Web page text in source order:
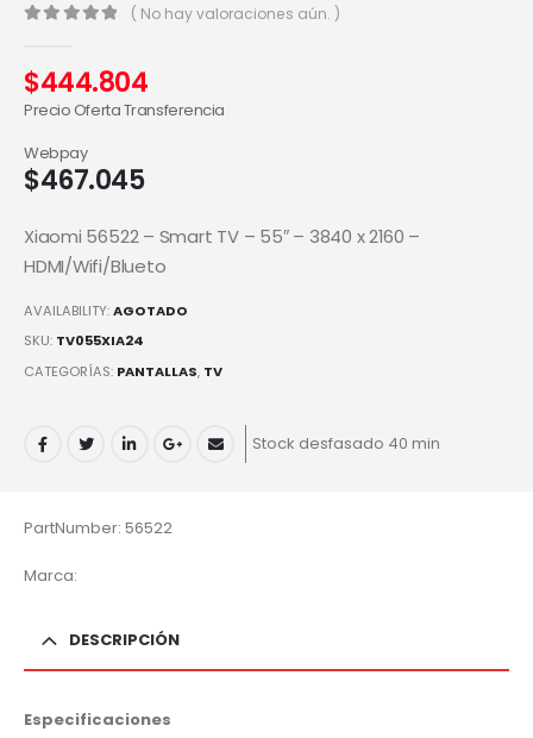
( No hay valoraciones aún. )
$444.804
Precio Oferta Transferencia
$467.045
Webpay
Xiaomi 56522 – Smart TV – 55″ – 3840 x 2160 –
HDMI/Wifi/Blueto
AVAILABILITY:AGOTADO
SKU: TV055XIA24
CATEGORÍAS: PANTALLAS, TV
Stock desfasado 40 min
PartNumber: 56522
Marca:
DESCRIPCIÓN
Especificaciones